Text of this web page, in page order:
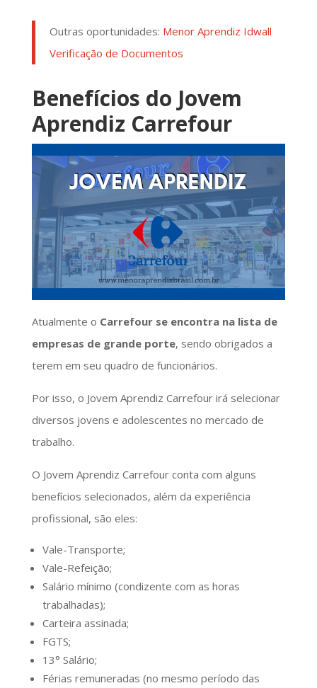
Outras oportunidades: Menor Aprendiz Idwall
Verificação de Documentos
Benefícios do Jovem
Aprendiz Carrefour
Atualmente o Carrefour se encontra na lista de
empresas de grande porte, sendo obrigados a
terem em seu quadro de funcionários.
Por isso, o Jovem Aprendiz Carrefour irá selecionar
diversos jovens e adolescentes no mercado de
trabalho.
O Jovem Aprendiz Carrefour conta com alguns
benefícios selecionados, além da experiência
profissional, são eles:
Vale-Transporte;
Vale-Refeição;
Salário mínimo (condizente com as horas
trabalhadas);
Carteira assinada;
FGTS;
13° Salário;
Férias remuneradas (no mesmo período das